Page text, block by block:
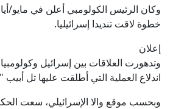
خطوة لاقت تنديدا إسرائيليا.
إعلان
وتدهورت العلاقات بين إسرائيل
اندلاع العملية التي أطلقت عليها تل
وبحسب موقع والا الإسرائيلي، سعت